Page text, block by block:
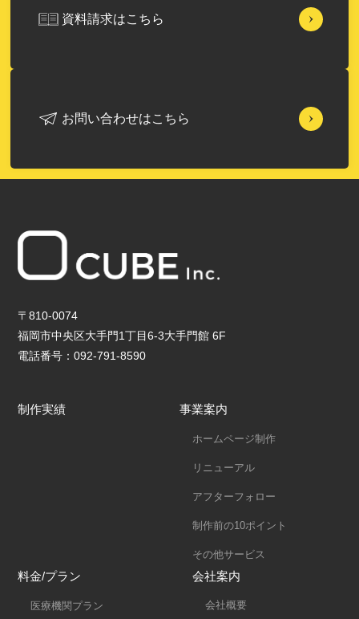
資料請求はこちら
お問い合わせはこちら
〒810-0074
福岡市中央区大手門1丁目6-3大手門館 6F
電話番号：092-791-8590
制作実績 事業案内
ホームページ制作
リニューアル
アフターフォロー
制作前の10ポイント
その他サービス
料金/プラン
医療機関プラン
会社案内
会社概要